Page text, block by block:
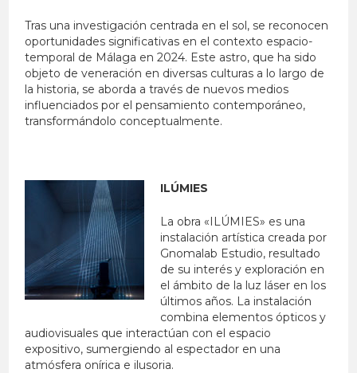
Tras una investigación centrada en el sol, se reconocen
oportunidades significativas en el contexto espacio-
temporal de Málaga en 2024. Este astro, que ha sido
objeto de veneración en diversas culturas a lo largo de
la historia, se aborda a través de nuevos medios
influenciados por el pensamiento contemporáneo,
transformándolo conceptualmente.
ILÚMIES
La obra «ILÚMIES» es una
instalación artística creada por
Gnomalab Estudio, resultado
de su interés y exploración en
el ámbito de la luz láser en los
últimos años. La instalación
combina elementos ópticos y
audiovisuales que interactúan con el espacio
expositivo, sumergiendo al espectador en una
atmósfera onírica e ilusoria.